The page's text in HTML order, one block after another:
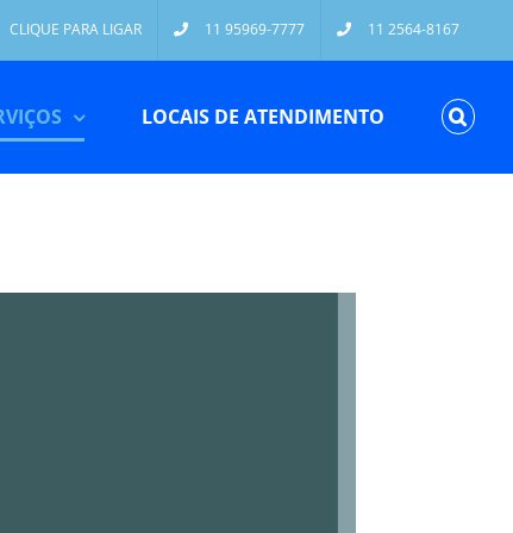
CLIQUE PARA LIGAR 11 95969-7777 11 2564-8167
LOCAIS DE ATENDIMENTO